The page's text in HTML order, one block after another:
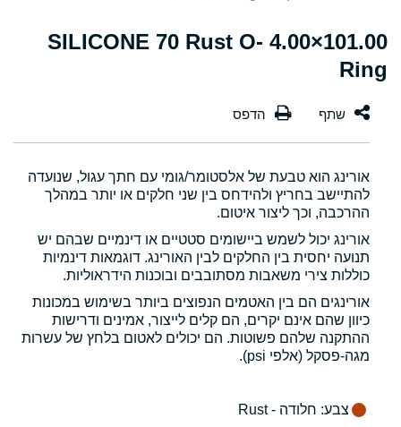
101.00×4.00 SILICONE 70 Rust O-
Ring
אורינג הוא טבעת של אלסטומר/גומי עם חתך עגול, שנועדה
להתיישב בחריץ ולהידחס בין שני חלקים או יותר במהלך
ההרכבה, וכך ליצור איטום.
אורינג יכול לשמש ביישומים סטטיים או דינמיים שבהם יש
תנועה יחסית בין החלקים לבין האורינג. דוגמאות דינמיות
כוללות צירי משאבות מסתובבים ובוכנות הידראוליות.
אורינגים הם בין האטמים הנפוצים ביותר בשימוש במכונות
כיוון שהם אינם יקרים, הם קלים לייצור, אמינים ודרישות
ההתקנה שלהם פשוטות. הם יכולים לאטום בלחץ של עשרות
מגה-פסקל (אלפי psi).
צבע: חלודה - Rust